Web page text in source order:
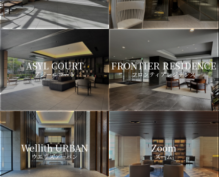
ASYL COURT
アジールコート
FRONTIER RESIDENCE
フロンティアレジデンス
Wellith URBAN
ウエリスアーバン
Zoom
ズーム